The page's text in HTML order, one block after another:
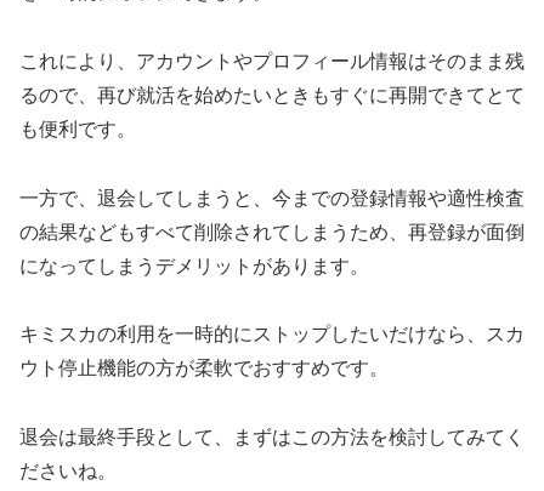
これにより、アカウントやプロフィール情報はそのまま残
るので、再び就活を始めたいときもすぐに再開できてとて
も便利です。
一方で、退会してしまうと、今までの登録情報や適性検査
の結果などもすべて削除されてしまうため、再登録が面倒
になってしまうデメリットがあります。
キミスカの利用を一時的にストップしたいだけなら、スカ
ウト停止機能の方が柔軟でおすすめです。
退会は最終手段として、まずはこの方法を検討してみてく
ださいね。